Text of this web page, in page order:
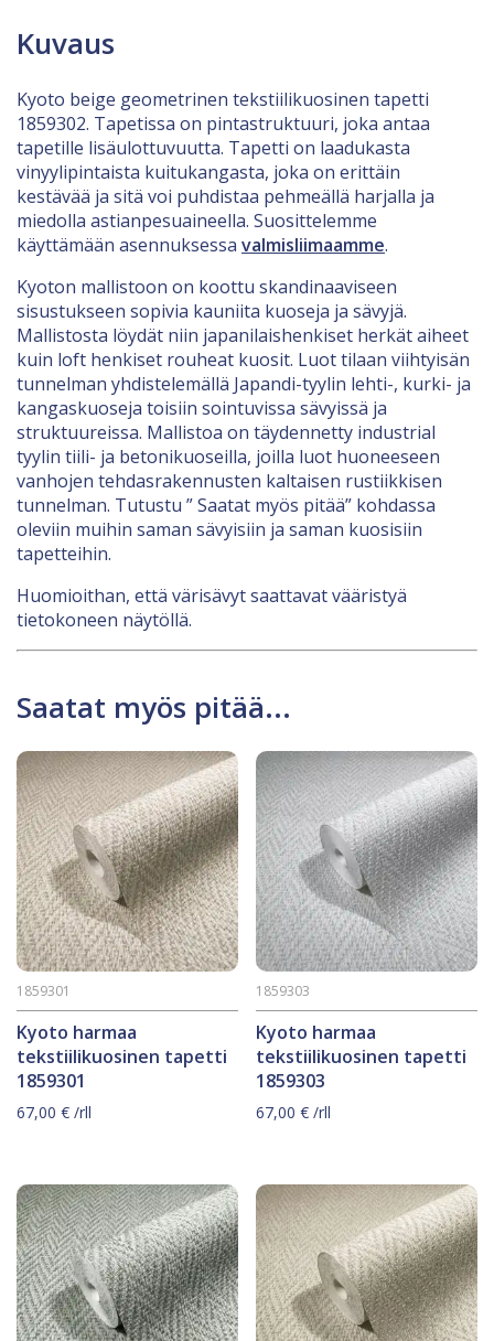
Kuvaus
Kyoto beige geometrinen tekstiilikuosinen tapetti
1859302. Tapetissa on pintastruktuuri, joka antaa
tapetille lisäulottuvuutta. Tapetti on laadukasta
vinyylipintaista kuitukangasta, joka on erittäin
kestävää ja sitä voi puhdistaa pehmeällä harjalla ja
miedolla astianpesuaineella. Suosittelemme
käyttämään asennuksessa valmisliimaamme.
Kyoton mallistoon on koottu skandinaaviseen
sisustukseen sopivia kauniita kuoseja ja sävyjä.
Mallistosta löydät niin japanilaishenkiset herkät aiheet
kuin loft henkiset rouheat kuosit. Luot tilaan viihtyisän
tunnelman yhdistelemällä Japandi-tyylin lehti-, kurki- ja
kangaskuoseja toisiin sointuvissa sävyissä ja
struktuureissa. Mallistoa on täydennetty industrial
tyylin tiili- ja betonikuoseilla, joilla luot huoneeseen
vanhojen tehdasrakennusten kaltaisen rustiikkisen
tunnelman. Tutustu ” Saatat myös pitää” kohdassa
oleviin muihin saman sävyisiin ja saman kuosisiin
tapetteihin.
Huomioithan, että värisävyt saattavat vääristyä
tietokoneen näytöllä.
Saatat myös pitää...
Kyoto harmaa
tekstiilikuosinen tapetti
1859301
1859301
67,00 € /rll
Kyoto harmaa
tekstiilikuosinen tapetti
1859303
1859303
67,00€ /rll